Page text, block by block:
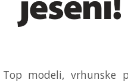
Top modeli, vrhunske